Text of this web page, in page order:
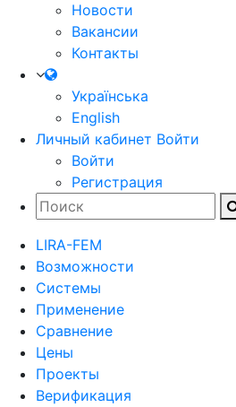
Новости
Вакансии
Контакты
Українська
English
Личный кабинет Войти
Войти
Регистрация
LIRA-FEM
Возможности
Cистемы
Применение
Сравнение
Цены
Проекты
Верификация